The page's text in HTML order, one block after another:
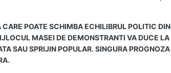
POATE SCHIMBA ECHILIBRUL POLITIC DIN
MASEI DE DEMONSTRANTI VA DUCE LA
SAU SPRIJIN POPULAR. SINGURA PROGNOZA